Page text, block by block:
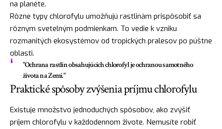
na planéte.
Rôzne typy chlorofylu umožňujú rastlinám prispôsobiť sa
rôznym svetelným podmienkam. To vedie k vzniku
rozmanitých ekosystémov od tropických pralesov po púštne
oblasti.
"Ochrana rastlín obsahujúcich chlorofyl je ochranou samotného
života na Zemi."
Praktické spôsoby zvýšenia príjmu chlorofylu
Existuje množstvo jednoduchých spôsobov, ako zvýšiť
príjem chlorofylu v každodennom živote. Nemusíte robiť